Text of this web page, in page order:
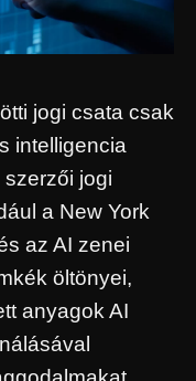
jogi csata csak
intelligencia
jogi
a New York
az AI zenei
öltönyei,
anyagok AI